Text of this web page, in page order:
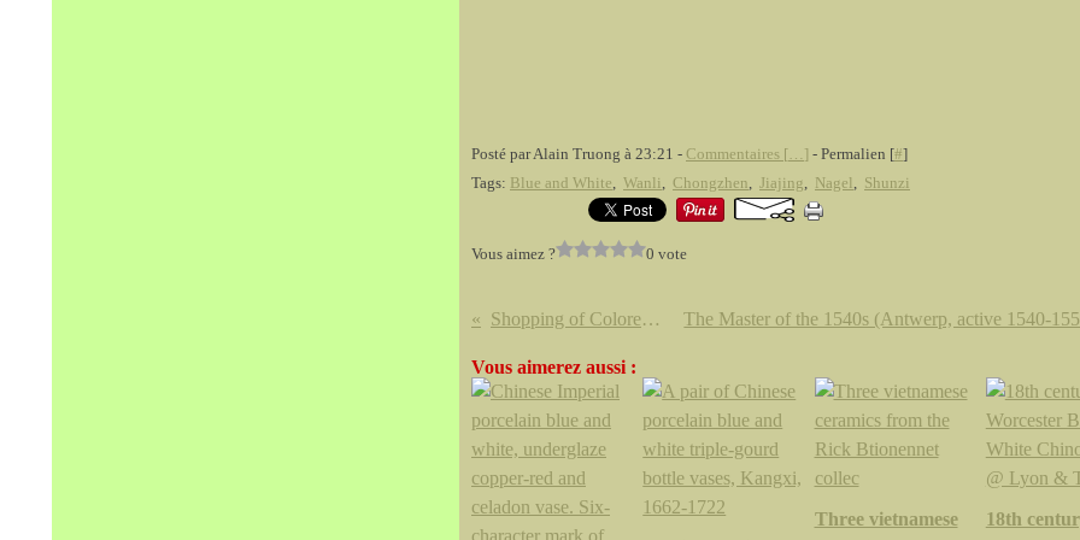
Posté par Alain Truong à 23:21 - Commentaires [… ] - Permalien [#]
Tags: Blue and White, Wanli, Chongzhen, Jiajing, Nagel, Shunzi
Vous aimez ? 0 vote
Shopping of Colored Diamond @ Christie's NY
Vous aimerez aussi :
Three vietnamese
18th